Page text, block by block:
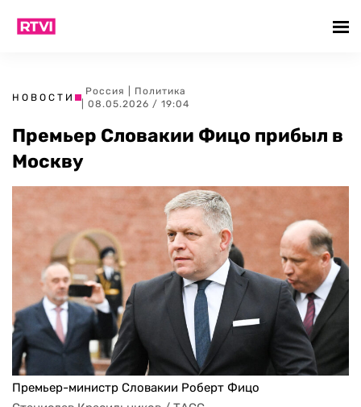
НОВОСТИ
Россия
Политика
| 08.05.2026 / 19:04
Премьер Словакии Фицо прибыл в
Москву
Премьер-министр Словакии Роберт Фицо